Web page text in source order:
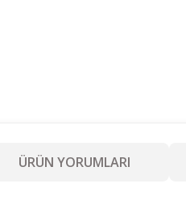
ÜRÜN YORUMLARI